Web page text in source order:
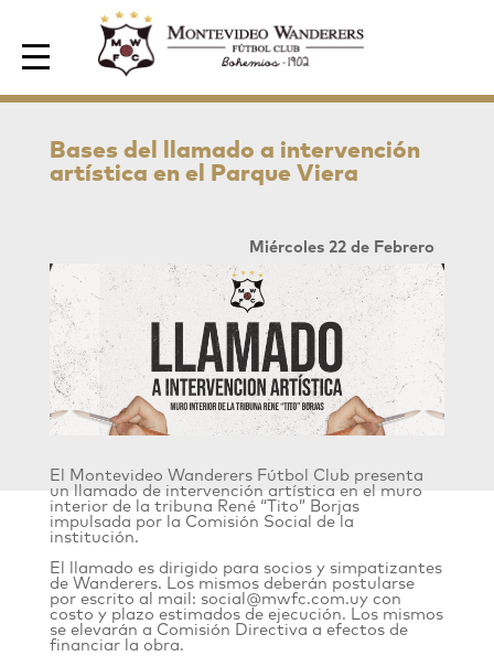
Area de Socios
Bases del llamado a intervención
artística en el Parque Viera
Miércoles 22 de Febrero
El Montevideo Wanderers Fútbol Club presenta
un llamado de intervención artística en el muro
interior de la tribuna René “Tito” Borjas
impulsada por la Comisión Social de la
institución.
El llamado es dirigido para socios y simpatizantes
de Wanderers. Los mismos deberán postularse
por escrito al mail: social@mwfc.com.uy con
costo y plazo estimados de ejecución. Los mismos
se elevarán a Comisión Directiva a efectos de
financiar la obra.